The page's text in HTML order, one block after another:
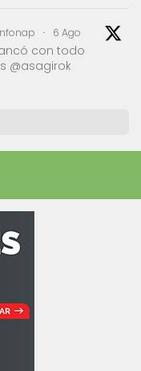
· 6 Ago
con todo
@asagirok